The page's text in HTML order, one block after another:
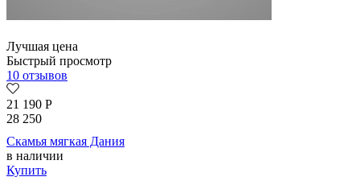
Лучшая цена
Быстрый просмотр
10 отзывов
21 190 Р
28 250
Скамья мягкая Дания
в наличии
Купить